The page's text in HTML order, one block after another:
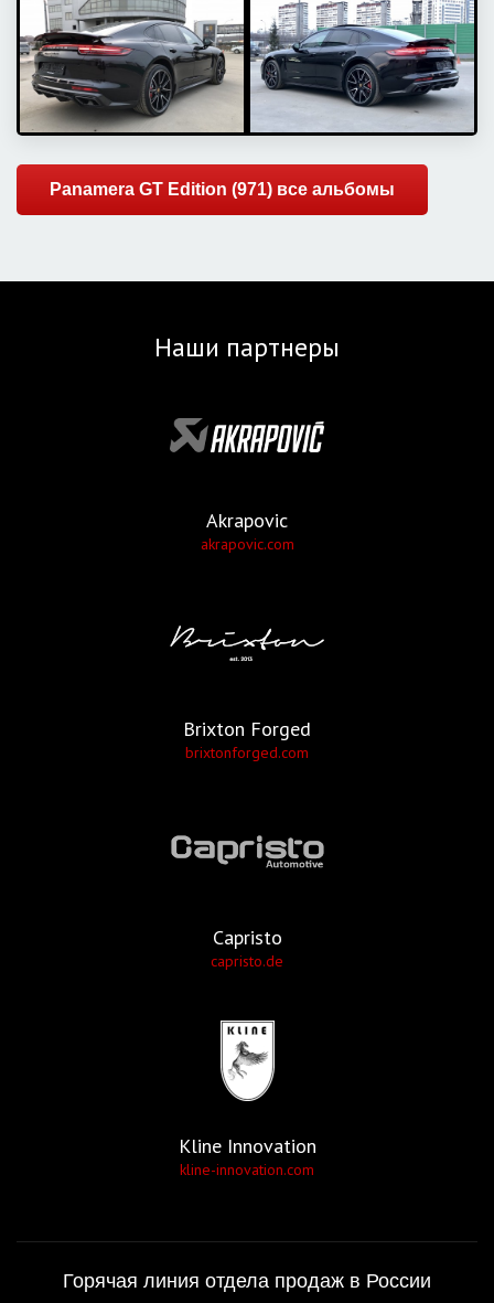
Panamera GT Edition (971) все альбомы
Наши партнеры
Akrapovic
akrapovic.com
Brixton Forged
brixtonforged.com
Capristo
capristo.de
Kline Innovation
kline-innovation.com
Горячая линия отдела продаж в России